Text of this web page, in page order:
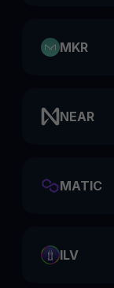
MKR
NEAR
MATIC
ILV